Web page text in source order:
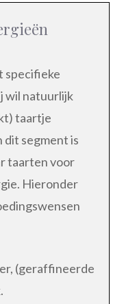
specifieke
wil natuurlijk
taartje
dit segment is
taarten voor
Hieronder
(geraffineerde